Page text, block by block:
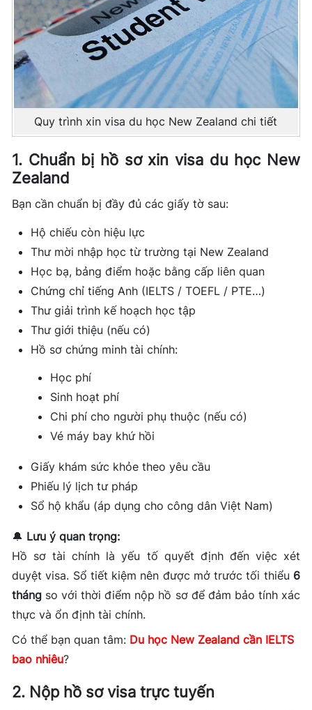
Quy trình xin visa du học New Zealand chi tiết
1. Chuẩn bị hồ sơ xin visa du học New
Zealand
Bạn cần chuẩn bị đầy đủ các giấy tờ sau:
Hộ chiếu còn hiệu lực
Thư mời nhập học từ trường tại New Zealand
Học bạ, bảng điểm hoặc bằng cấp liên quan
Chứng chỉ tiếng Anh (IELTS / TOEFL / PTE…)
Thư giải trình kế hoạch học tập
Thư giới thiệu (nếu có)
Hồ sơ chứng minh tài chính:
Học phí
Sinh hoạt phí
Chi phí cho người phụ thuộc (nếu có)
Vé máy bay khứ hồi
Giấy khám sức khỏe theo yêu cầu
Phiếu lý lịch tư pháp
Sổ hộ khẩu (áp dụng cho công dân Việt Nam)
🔔 Lưu ý quan trọng:
Hồ sơ tài chính là yếu tố quyết định đến việc xét
duyệt visa. Sổ tiết kiệm nên được mở trước tối thiểu 6
tháng so với thời điểm nộp hồ sơ để đảm bảo tính xác
thực và ổn định tài chính.
Có thể bạn quan tâm: Du học New Zealand cần IELTS
bao nhiêu?
2. Nộp hồ sơ visa trực tuyến